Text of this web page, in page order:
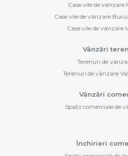
Case vile de vânzare
Case vile de vânzare
Case vile de vânzare
Vânzări
Terenuri de
Terenuri de vânzare
Vânzări
Spații comerciale de
Închirieri